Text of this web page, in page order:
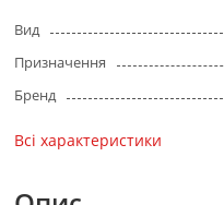
Вид
Призначення
Бренд
Всі характеристики